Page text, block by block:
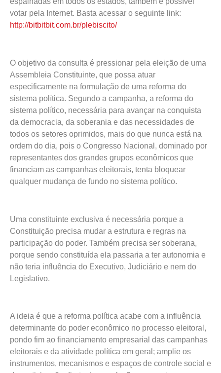
votar pela Internet. Basta acessar o seguinte link:
http://bitbitbit.com.br/plebiscito/
O objetivo da consulta é pressionar pela eleição de uma
Assembleia Constituinte, que possa atuar
especificamente na formulação de uma reforma do
sistema política. Segundo a campanha, a reforma do
sistema político, necessária para avançar na conquista
da democracia, da soberania e das necessidades de
todos os setores oprimidos, mais do que nunca está na
ordem do dia, pois o Congresso Nacional, dominado por
representantes dos grandes grupos econômicos que
financiam as campanhas eleitorais, tenta bloquear
qualquer mudança de fundo no sistema político.
Uma constituinte exclusiva é necessária porque a
Constituição precisa mudar a estrutura e regras na
participação do poder. Também precisa ser soberana,
porque sendo constituída ela passaria a ter autonomia e
não teria influência do Executivo, Judiciário e nem do
Legislativo.
A ideia é que a reforma política acabe com a influência
determinante do poder econômico no processo eleitoral,
pondo fim ao financiamento empresarial das campanhas
eleitorais e da atividade política em geral; amplie os
instrumentos, mecanismos e espaços de controle social e